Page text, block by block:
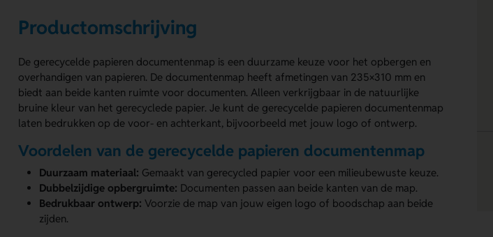
Productomschrijving
De gerecycelde papieren documentenmap is een duurzame keuze voor het opbergen en
overhandigen van papieren. De documentenmap heeft afmetingen van 235×310 mm en
biedt aan beide kanten ruimte voor documenten. Alleen verkrijgbaar in de natuurlijke
bruine kleur van het gerecyclede papier. Je kunt de gerecycelde papieren documentenmap
laten bedrukken op de voor- en achterkant, bijvoorbeeld met jouw logo of ontwerp.
Voordelen van de gerecycelde papieren documentenmap
Duurzaam materiaal: Gemaakt van gerecycled papier voor een milieubewuste keuze.
Dubbelzijdige opbergruimte: Documenten passen aan beide kanten van de map.
Bedrukbaar ontwerp: Voorzie de map van jouw eigen logo of boodschap aan beide
zijden.